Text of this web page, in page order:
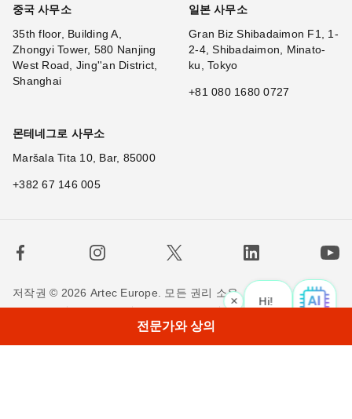
Hi! What is
×
중국 사무소
35th floor, Building A,
Zhongyi Tower, 580 Nanjing
West Road, Jing''an District,
Shanghai
일본 사무소
Gran Biz Shibadaimon F1, 1-
2-4, Shibadaimon, Minato-
ku, Tokyo
+81 080 1680 0727
몬테네그로 사무소
Maršala Tita 10, Bar, 85000
+382 67 146 005
저작권 © 2026 Artec Europe. 모든 권리 소유.
전문가와 상의